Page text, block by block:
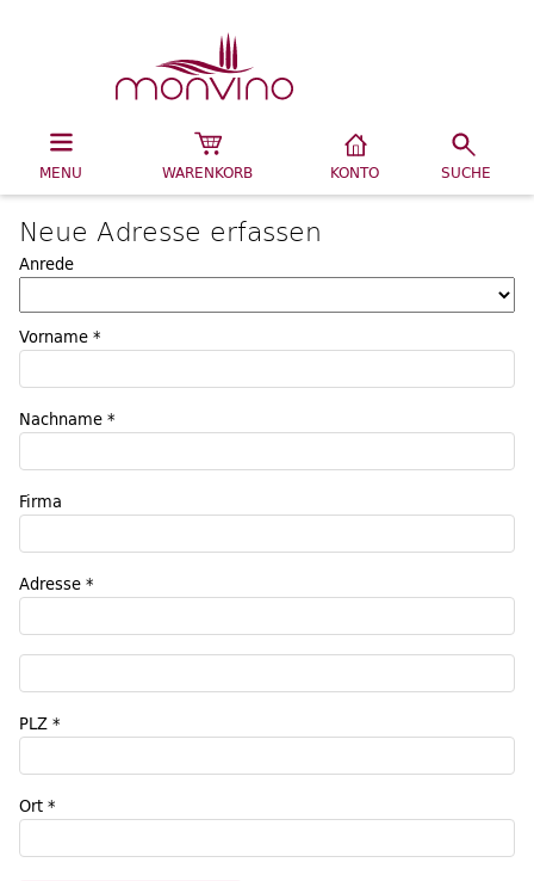
MENU WARENKORB KONTO SUCHE
Neue Adresse erfassen
Anrede
Vorname *
Nachname *
Firma
Adresse *
PLZ *
Ort *